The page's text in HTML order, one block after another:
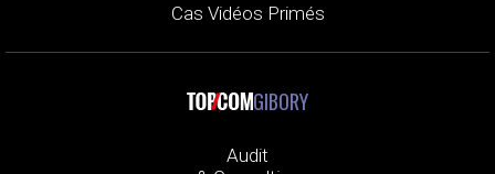
Cas Vidéos Primés
GIBORY
Audit